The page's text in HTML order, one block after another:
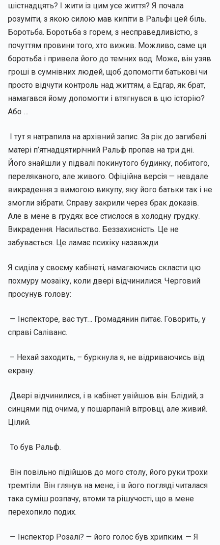
шістнадцять? І жити із цим усе життя? Я почала
розуміти, з якою силою мав кипіти в Ральфі цей біль.
Боротьба. Боротьба з горем, з несправедливістю, з
почуттям провини того, хто вижив. Можливо, саме ця
боротьба і привела його до темних вод. Може, він узяв
гроші в сумнівних людей, щоб допомогти батькові чи
просто відчути контроль над життям, а Едгар, як брат,
намагався йому допомогти і втягнувся в цю історію?
Або …
І тут я натрапила на архівний запис. За рік до загибелі
матері п’ятнадцятирічний Ральф пропав на три дні.
Його знайшли у підвалі покинутого будинку, побитого,
переляканого, але живого. Офіційна версія — невдале
викрадення з вимогою викупу, яку його батьки так і не
змогли зібрати. Справу закрили через брак доказів.
Але в мене в грудях все стислося в холодну грудку.
Викрадення. Насильство. Беззахисність. Це не
забувається. Це ламає психіку назавжди.
Я сиділа у своєму кабінеті, намагаючись скласти цю
похмуру мозаїку, коли двері відчинилися. Черговий
просунув голову:
— Інспекторе, вас тут… Громадянин питає. Говорить, у
справі Саліванс.
– Нехай заходить, – буркнула я, не відриваючись від
екрану.
Двері відчинилися, і в кабінет увійшов він. Блідий, з
синцями під очима, у пошарпаній вітровці, але живий.
Цілий.
То був Ральф.
Він повільно підійшов до мого столу, його руки трохи
тремтіли. Він глянув на мене, і в його погляді читалася
така суміш розпачу, втоми та рішучості, що в мене
перехопило подих.
— Інспектор Розалі? — його голос був хрипким. — Я